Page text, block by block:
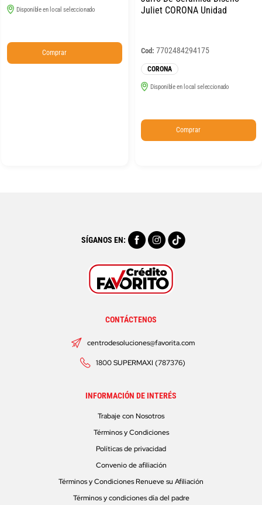
Disponible en local seleccionado
Comprar
Juliet CORONA Unidad
Cod: 7702484294175
CORONA
Disponible en local seleccionado
Comprar
SÍGANOS EN:
CONTÁCTENOS
centrodesoluciones@favorita.com
1800 SUPERMAXI (787376)
INFORMACIÓN DE INTERÉS
Trabaje con Nosotros
Términos y Condiciones
Políticas de privacidad
Convenio de afiliación
Términos y Condiciones Renueve su Afiliación
Términos y condiciones día del padre